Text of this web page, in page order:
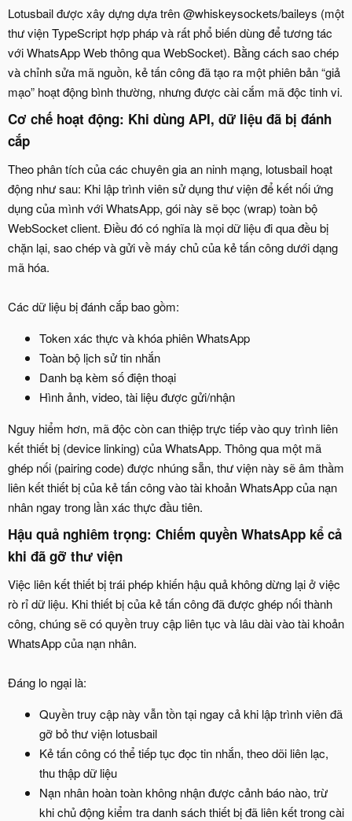
Lotusbail được xây dựng dựa trên @whiskeysockets/baileys (một
thư viện TypeScript hợp pháp và rất phổ biến dùng để tương tác
với WhatsApp Web thông qua WebSocket). Bằng cách sao chép
và chỉnh sửa mã nguồn, kẻ tấn công đã tạo ra một phiên bản “giả
mạo” hoạt động bình thường, nhưng được cài cắm mã độc tinh vi.
Cơ chế hoạt động: Khi dùng API, dữ liệu đã bị đánh
cắp​
Theo phân tích của các chuyên gia an ninh mạng, lotusbail hoạt
động như sau: Khi lập trình viên sử dụng thư viện để kết nối ứng
dụng của mình với WhatsApp, gói này sẽ bọc (wrap) toàn bộ
WebSocket client. Điều đó có nghĩa là mọi dữ liệu đi qua đều bị
chặn lại, sao chép và gửi về máy chủ của kẻ tấn công dưới dạng
mã hóa.
Các dữ liệu bị đánh cắp bao gồm:
Token xác thực và khóa phiên WhatsApp
Toàn bộ lịch sử tin nhắn
Danh bạ kèm số điện thoại
Hình ảnh, video, tài liệu được gửi/nhận
Nguy hiểm hơn, mã độc còn can thiệp trực tiếp vào quy trình liên
kết thiết bị (device linking) của WhatsApp. Thông qua một mã
ghép nối (pairing code) được nhúng sẵn, thư viện này sẽ âm thầm
liên kết thiết bị của kẻ tấn công vào tài khoản WhatsApp của nạn
nhân ngay trong lần xác thực đầu tiên.
Hậu quả nghiêm trọng: Chiếm quyền WhatsApp kể cả
khi đã gỡ thư viện​
Việc liên kết thiết bị trái phép khiến hậu quả không dừng lại ở việc
rò rỉ dữ liệu. Khi thiết bị của kẻ tấn công đã được ghép nối thành
công, chúng sẽ có quyền truy cập liên tục và lâu dài vào tài khoản
WhatsApp của nạn nhân.
Đáng lo ngại là:
Quyền truy cập này vẫn tồn tại ngay cả khi lập trình viên đã
gỡ bỏ thư viện lotusbail
Kẻ tấn công có thể tiếp tục đọc tin nhắn, theo dõi liên lạc,
thu thập dữ liệu
Nạn nhân hoàn toàn không nhận được cảnh báo nào, trừ
khi chủ động kiểm tra danh sách thiết bị đã liên kết trong cài